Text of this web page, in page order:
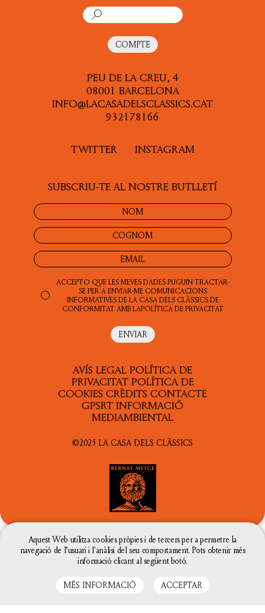
COMPTE
TWITTER INSTAGRAM
PEU DE LA CREU, 4
08001 BARCELONA
INFO@LACASADELSCLASSICS.CAT
932178166
SUBSCRIU-TE AL NOSTRE BUTLLETÍ
ACCEPTO QUE LES MEVES DADES PUGUIN TRACTAR-
SE PER A ENVIAR-ME COMUNICACIONS
INFORMATIVES DE LA CASA DELS CLÀSSICS DE
CONFORMITAT AMB LAPOLÍTICA DE PRIVACITAT
AVÍS LEGAL POLÍTICA DE
PRIVACITAT POLÍTICA DE
COOKIES CRÈDITS CONTACTE
GPSRT INFORMACIÓ
MEDIAMBIENTAL
©2025 LA CASA DELS CLÀSSICS
AMB EL SUPORT DE
Aquest Web utilitza cookies pròpies i de tercers per a permetre la
navegació de l’usuari i l'anàlisi del seu comportament. Pots obtenir més
informació clicant al següent botó.
MÉS INFORMACIÓ ACCEPTAR